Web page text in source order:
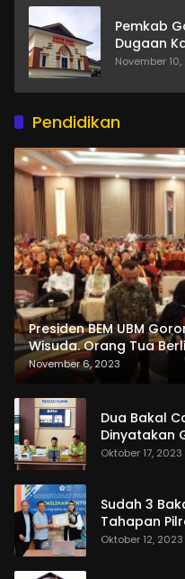
Pemkab
Dugaan
November
Pendidikan
Presiden BEM UBM
Wisuda. Orang Tua
dan Pemasangan
November 6, 2023
Dua Bakal
Dinyatakan
Oktober 17, 2023
Sudah 3
Tahapan
Oktober 12, 2023